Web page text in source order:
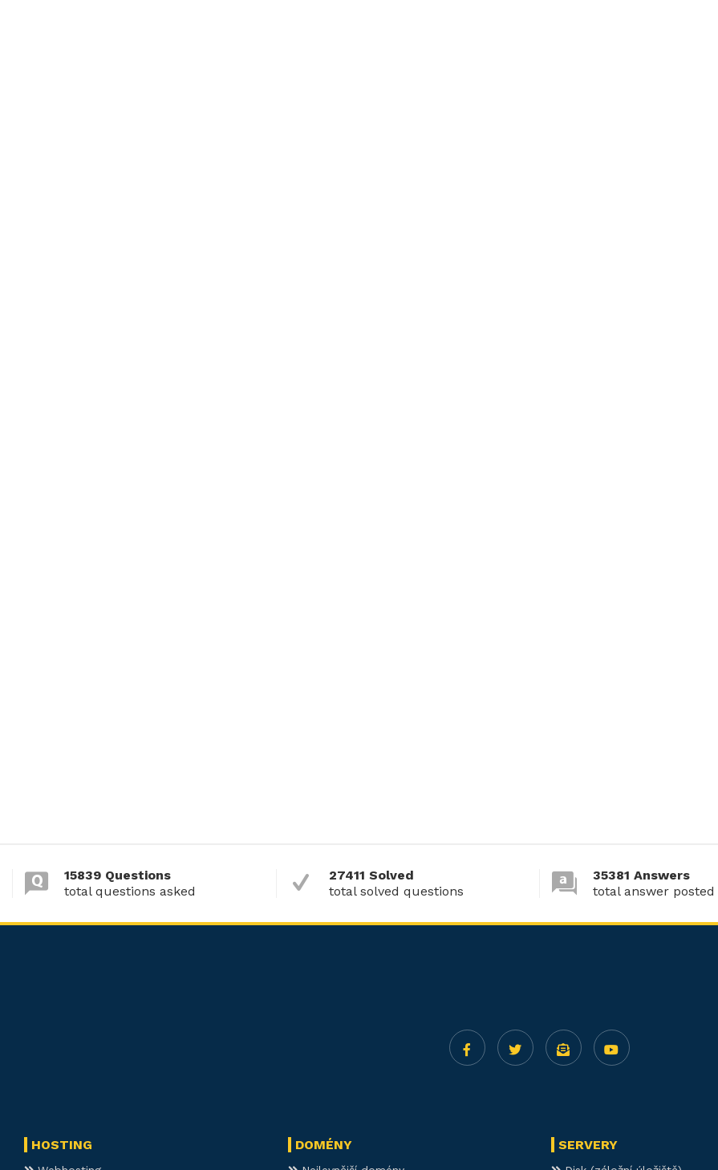
15839 Questions
total questions asked
27411 Solved
total solved questions
35381 Answers
total answer posted
HOSTING DOMÉNY SERVERY